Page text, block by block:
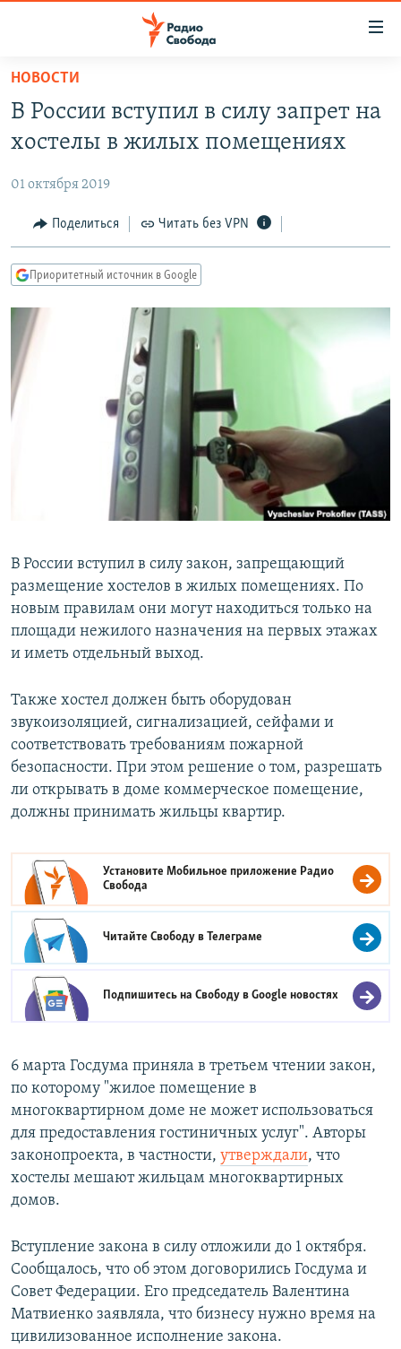
упрощенного
доступа
основному
Вернутся
главной
навигации
Вернутся
поиску
ЦИТАТЫ СВОБОДЫ
МНЕНИЯ
IDEL.РЕАЛИИ
КАВКАЗ.РЕАЛИИ
СЕВЕР.РЕАЛИИ
СИБИРЬ.РЕАЛИИ
РАСПИСАНИЕ ВЕЩАНИЯ
ПОДПИШИТЕСЬ НА РАССЫЛКУ
СОЦИАЛЬНЫЕ СЕТИ
Все сайты РСЕ/РС
НОВОСТИ
В России вступил в силу запрет на
хостелы в жилых помещениях
01 октября 2019
Поделиться Читать без VPN
Приоритетный источник в Google
В России вступил в силу закон, запрещающий
размещение хостелов в жилых помещениях. По
новым правилам они могут находиться только на
площади нежилого назначения на первых этажах
и иметь отдельный выход.
Также хостел должен быть оборудован
звукоизоляцией, сигнализацией, сейфами и
соответствовать требованиям пожарной
безопасности. При этом решение о том, разрешать
ли открывать в доме коммерческое помещение,
должны принимать жильцы квартир.
Установите Мобильное приложение Радио
Свобода
Читайте Свободу вТелеграме
Подпишитесь на Свободу вGoogle новостях
6 марта Госдума приняла в третьем чтении закон,
по которому "жилое помещение в
многоквартирном доме не может использоваться
для предоставления гостиничных услуг". Авторы
законопроекта, в частности, утверждали, что
хостелы мешают жильцам многоквартирных
домов.
Вступление закона в силу отложили до 1 октября.
Сообщалось, что об этом договорились Госдума и
Совет Федерации. Его председатель Валентина
Матвиенко заявляла, что бизнесу нужно время на
цивилизованное исполнение закона.